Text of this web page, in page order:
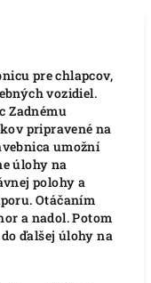
pre chlapcov,
vozidiel.
Zadnému
pripravené na
umožní
úlohy na
polohy a
Otáčaním
a nadol. Potom
ďalšej úlohy na